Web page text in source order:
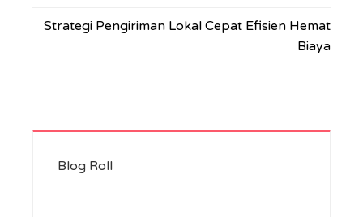
Strategi Pengiriman Lokal Cepat Efisien Hemat
Biaya
Blog Roll